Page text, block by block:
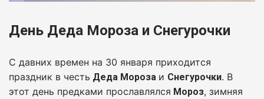
День Деда Мороза и Снегурочки
С давних времен на 30 января приходится
праздник в честь Деда Мороза и Снегурочки. В
этот день предками прославлялся Мороз, зимняя